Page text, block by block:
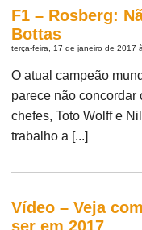
F1 – Rosberg:
Bottas
terça-feira, 17 de janeiro de 2017
O atual campeão
parece não concordar
chefes, Toto Wolff e
trabalho a [...]
Vídeo – Veja
ser em 2017